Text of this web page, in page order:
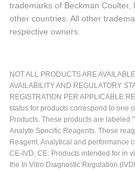
trademarks of Beckman Coulter,
other countries. All other
respective owners.
NOT ALL PRODUCTS ARE
AVAILABILITY AND REGULATORY
REGISTRATION PER APPLICABLE
status for products correspond to one
Products. These products are labeled
Analyte Specific Reagents. These
Reagent. Analytical and performance
CE-IVD, CE: Products intended for in
the In Vitro Diagnostic Regulation